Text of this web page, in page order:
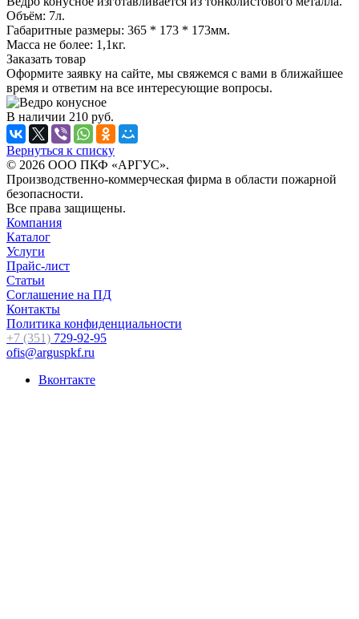
Объём: 7л.
Габаритные размеры: 365 * 173 * 173мм.
Масса не более: 1,1кг.
Заказать товар
Оформите заявку на сайте, мы свяжемся с вами в ближайшее
время и ответим на все интересующие вопросы.
В наличии 210 руб.
Вернуться к списку
© 2026 ООО ПКФ «АРГУС».
Производственно-коммерческая фирма в области пожарной
безопасности.
Все права защищены.
Компания
Каталог
Услуги
Прайс-лист
Статьи
Соглашение на ПД
Контакты
Политика конфиденциальности
+7 (351) 729-92-95
ofis@arguspkf.ru
Вконтакте